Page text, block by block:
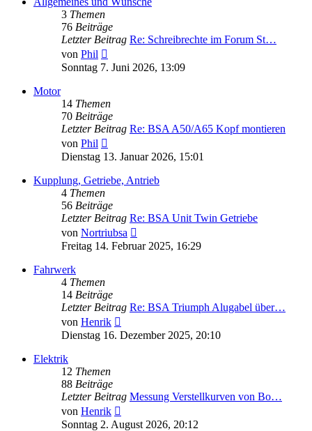
3 Themen
76 Beiträge
Letzter Beitrag Re: Schreibrechte im Forum St…
von Phil
Beitrag
Sonntag 7. Juni 2026, 13:09
Motor
14 Themen
70 Beiträge
Letzter Beitrag Re: BSA A50/A65 Kopf montieren
von Phil
Beitrag
Dienstag 13. Januar 2026, 15:01
Kupplung, Getriebe, Antrieb
4 Themen
56 Beiträge
Letzter Beitrag Re: BSA Unit Twin Getriebe
von Nortriubsa
Beitrag
Freitag 14. Februar 2025, 16:29
Fahrwerk
4 Themen
14 Beiträge
Letzter Beitrag Re: BSA Triumph Alugabel über…
von Henrik
Beitrag
Dienstag 16. Dezember 2025, 20:10
Elektrik
12 Themen
88 Beiträge
Letzter Beitrag Messung Verstellkurven von Bo…
von Henrik
Beitrag
Sonntag 2. August 2026, 20:12